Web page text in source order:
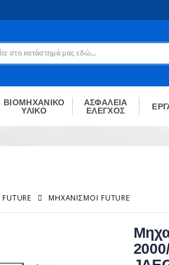
Εγγραφή
Δεν είσαι μέλος;
ΕΓΓΡΑΦΉ
ΒΙΟΜΗΧΑΝΙΚΟ
ΥΛΙΚΟ
ΑΣΦΑΛΕΙΑ
ΕΛΕΓΧΟΣ
FUTURE ΜΗΧΑΝΙΣΜΟΊ FUTURE